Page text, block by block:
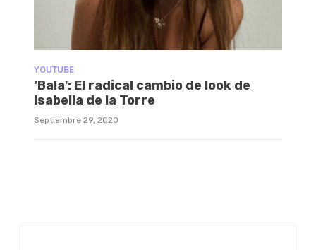
YOUTUBE
‘Bala': El radical cambio de look de
Isabella de la Torre
Septiembre 29, 2020